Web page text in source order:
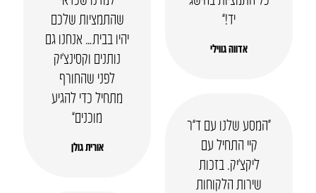
יד!”
אדווה גווילי
שהתמציות שלכם
יהיו בבית… אנחנו גם
נותנים וקסינצ’יק
לפני שהחורף
מתחיל כדי להגיע
מוכנים”
אורית גולן
“המסע שלנו עם ד”ר
קיי התחיל עם
ליקצ’יק. בזכות
שירות הלקוחות